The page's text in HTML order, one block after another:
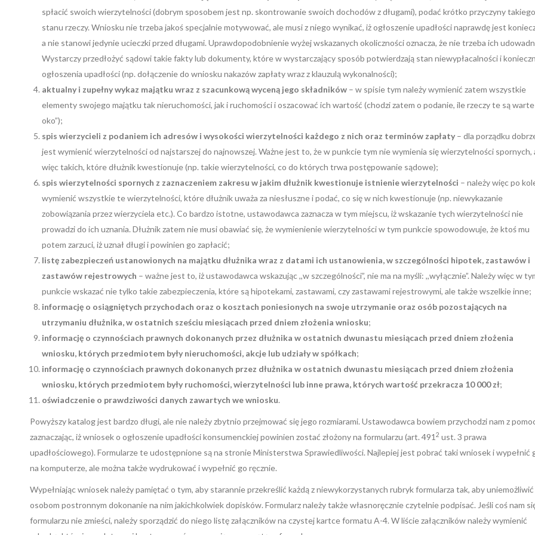
spłacić swoich wierzytelności (dobrym sposobem jest np. skontrowanie swoich dochodów z długami), podać krótko przyczyny takiego
stanu rzeczy. Wniosku nie trzeba jakoś specjalnie motywować, ale musi z niego wynikać, iż ogłoszenie upadłości naprawdę jest
a nie stanowi jedynie ucieczki przed długami. Uprawdopodobnienie wyżej wskazanych okoliczności oznacza, że nie trzeba ich
Wystarczy przedłożyć sądowi takie fakty lub dokumenty, które w wystarczający sposób potwierdzają stan niewypłacalności i
ogłoszenia upadłości (np. dołączenie do wniosku nakazów zapłaty wraz z klauzulą wykonalności);
aktualny i zupełny wykaz majątku wraz z szacunkową wyceną jego składników – w spisie tym należy wymienić zatem wszystkie
elementy swojego majątku tak nieruchomości, jak i ruchomości i oszacować ich wartość (chodzi zatem o podanie, ile rzeczy te są warte
oko”);
spis wierzycieli z podaniem ich adresów i wysokości wierzytelności każdego z nich oraz terminów zapłaty – dla porządku
jest wymienić wierzytelności od najstarszej do najnowszej. Ważne jest to, że w punkcie tym nie wymienia się wierzytelności spornych,
więc takich, które dłużnik kwestionuje (np. takie wierzytelności, co do których trwa postępowanie sądowe);
spis wierzytelności spornych z zaznaczeniem zakresu w jakim dłużnik kwestionuje istnienie wierzytelności – należy więc po
wymienić wszystkie te wierzytelności, które dłużnik uważa za niesłuszne i podać, co się w nich kwestionuje (np. niewykazanie
zobowiązania przez wierzyciela etc.). Co bardzo istotne, ustawodawca zaznacza w tym miejscu, iż wskazanie tych wierzytelności nie
prowadzi do ich uznania. Dłużnik zatem nie musi obawiać się, że wymienienie wierzytelności w tym punkcie spowodowuje, że ktoś mu
potem zarzuci, iż uznał długi i powinien go zapłacić;
listę zabezpieczeń ustanowionych na majątku dłużnika wraz z datami ich ustanowienia, w szczególności hipotek, zastawów i
zastawów rejestrowych – ważne jest to, iż ustawodawca wskazując ,,w szczególności”, nie ma na myśli: ,,wyłącznie”. Należy więc w
punkcie wskazać nie tylko takie zabezpieczenia, które są hipotekami, zastawami, czy zastawami rejestrowymi, ale także wszelkie inne;
informację o osiągniętych przychodach oraz o kosztach poniesionych na swoje utrzymanie oraz osób pozostających na
utrzymaniu dłużnika, w ostatnich sześciu miesiącach przed dniem złożenia wniosku;
informację o czynnościach prawnych dokonanych przez dłużnika w ostatnich dwunastu miesiącach przed dniem złożenia
wniosku, których przedmiotem były nieruchomości, akcje lub udziały w spółkach;
informację o czynnościach prawnych dokonanych przez dłużnika w ostatnich dwunastu miesiącach przed dniem złożenia
wniosku, których przedmiotem były ruchomości, wierzytelności lub inne prawa, których wartość przekracza 10 000 zł;
oświadczenie o prawdziwości danych zawartych we wniosku.
Powyższy katalog jest bardzo długi, ale nie należy zbytnio przejmować się jego rozmiarami. Ustawodawca bowiem przychodzi nam z
zaznaczając, iż wniosek o ogłoszenie upadłości konsumenckiej powinien zostać złożony na formularzu (art. 491 2 ust. 3 prawa
upadłościowego). Formularze te udostępnione są na stronie Ministerstwa Sprawiedliwości. Najlepiej jest pobrać taki wniosek i wypełnić
na komputerze, ale można także wydrukować i wypełnić go ręcznie.
Wypełniając wniosek należy pamiętać o tym, aby starannie przekreślić każdą z niewykorzystanych rubryk formularza tak, aby uniemożliwić
osobom postronnym dokonanie na nim jakichkolwiek dopisków. Formularz należy także własnoręcznie czytelnie podpisać. Jeśli coś nam
formularzu nie zmieści, należy sporządzić do niego listę załączników na czystej kartce formatu A-4. W liście załączników należy wymienić